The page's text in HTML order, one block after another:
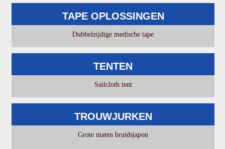
TAPE OPLOSSINGEN
Dubbelzijdige medische tape
TENTEN
Sailcloth tent
TROUWJURKEN
Grote maten bruidsjapon